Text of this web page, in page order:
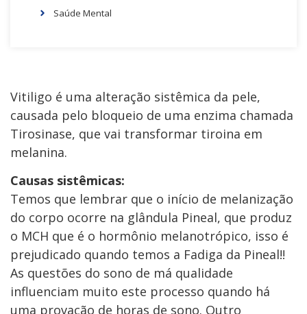
Vitiligo é uma alteração sistêmica da pele,
causada pelo bloqueio de uma enzima chamada
Tirosinase, que vai transformar tiroina em
melanina.
Causas sistêmicas:
Temos que lembrar que o início de melanização
do corpo ocorre na glândula Pineal, que produz
o MCH que é o hormônio melanotrópico, isso é
prejudicado quando temos a Fadiga da Pineal!!
As questões do sono de má qualidade
influenciam muito este processo quando há
uma provação de horas de sono. Outro
Saúde Mental